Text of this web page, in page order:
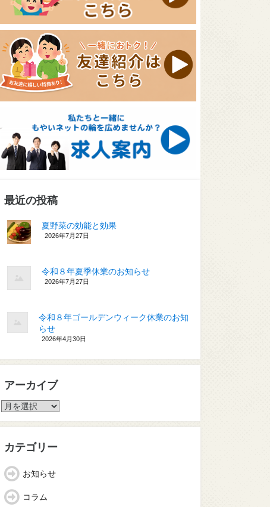
最近の投稿
夏野菜の効能と効果
2026年7月27日
令和８年夏季休業のお知らせ
2026年7月27日
令和８年ゴールデンウィーク休業のお知
らせ
2026年4月30日
アーカイブ
ア
カ
ブ
カテゴリー
お知らせ
コラム